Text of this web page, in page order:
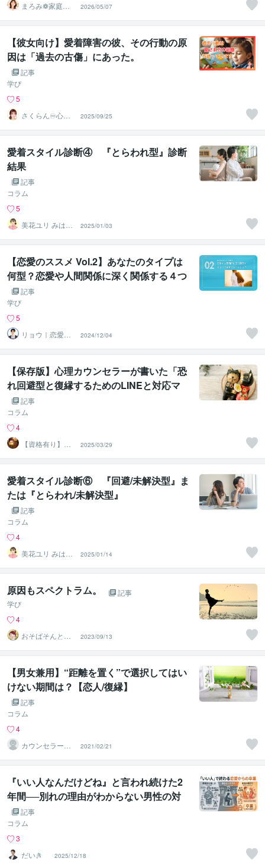
まろみ❁家庭・
家族のピアカウ
ンセラー
2026/05/07
【彼女向け】愛着障害の彼、その行動の原
因は「過去の古傷」にあった。
記事
学び
5
さくらん♾️心理
カウンセラー✨
❤️✨
2025/09/25
愛着スタイル診断④ 『とらわれ型』診断
結果
記事
コラム
5
美花ユリ みはな
ゆり
2025/01/03
【恋愛のススメ Vol.2】あなたのタイプは
何型？恋愛や人間関係に深く関係する４つ
の愛着スタイルとは？
記事
学び
5
リョウ｜恋愛心
理のエキスパー
ト
2024/12/04
【保存版】心理カウンセラーが書いた「恐
れ回避型と復縁するためのLINEと対応マ
ニュアル(実例付き)」
記事
コラム
4
【資格有り】心
理カウンセラーY
uka
2025/03/29
愛着スタイル診断⑥ 『回避/未解決型』ま
たは『とらわれ/未解決型』
記事
コラム
4
美花ユリ みはな
ゆり
2025/01/14
原因もスペクトラム。
記事
学び
4
おそばそんとタ
ロット
2023/09/13
【男女兼用】“距離を置く”で選択してはい
けない期間は？【恋人/復縁】
記事
コラム
4
カウンセラー佐
藤愛
2021/02/21
『いい人なんだけどね』と言われ続けた2
年間──別れの理由がわからない男性の対
話 記事
コラム
3
だいき
2025/12/18